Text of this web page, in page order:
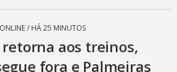
/ HÁ 25 MINUTOS
retorna aos treinos,
fora e Palmeiras